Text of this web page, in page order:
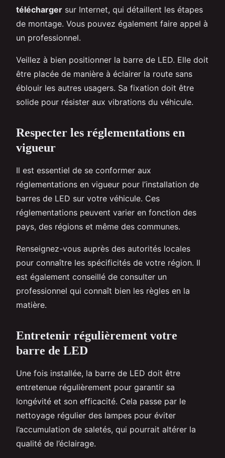
télécharger sur Internet, qui détaillent les étapes
de montage. Vous pouvez également faire appel à
un professionnel.
Veillez à bien positionner la barre de LED. Elle doit
être placée de manière à éclairer la route sans
éblouir les autres usagers. Sa fixation doit être
solide pour résister aux vibrations du véhicule.
Respecter les réglementations en
vigueur
Il est essentiel de se conformer aux
réglementations en vigueur pour l’installation de
barres de LED sur votre véhicule. Ces
réglementations peuvent varier en fonction des
pays, des régions et même des communes.
Renseignez-vous auprès des autorités locales
pour connaître les spécificités de votre région. Il
est également conseillé de consulter un
professionnel qui connaît bien les règles en la
matière.
Entretenir régulièrement votre
barre de LED
Une fois installée, la barre de LED doit être
entretenue régulièrement pour garantir sa
longévité et son efficacité. Cela passe par le
nettoyage régulier des lampes pour éviter
l’accumulation de saletés, qui pourrait altérer la
qualité de l’éclairage.